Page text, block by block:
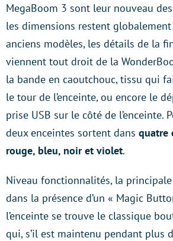
MegaBoom 3 sont leur nouveau
les dimensions restent
anciens modèles, les détails de la
viennent tout droit de la
la bande en caoutchouc, tissu qui
le tour de l’enceinte, ou encore le
prise USB sur le côté de l’enceinte.
deux enceintes sortent dans quatre
rouge, bleu, noir et violet.
Niveau fonctionnalités, la
dans la présence d’un « Magic
l’enceinte se trouve le classique
qui, s’il est maintenu pendant plus